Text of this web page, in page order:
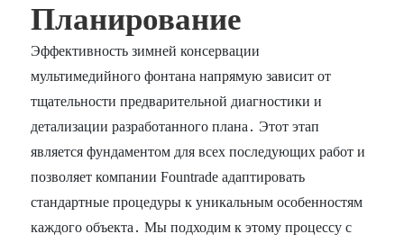
Планирование
Эффективность зимней консервации
мультимедийного фонтана напрямую зависит от
тщательности предварительной диагностики и
детализации разработанного плана․ Этот этап
является фундаментом для всех последующих работ и
позволяет компании Fountrade адаптировать
стандартные процедуры к уникальным особенностям
каждого объекта․ Мы подходим к этому процессу с